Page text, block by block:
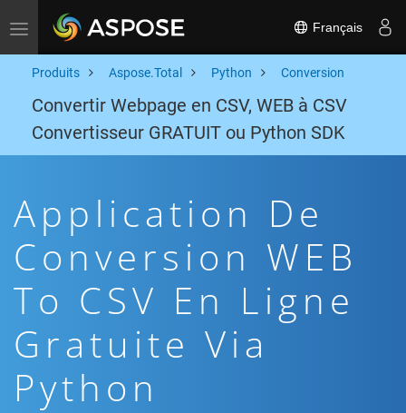
Toggle navigation Français
Produits Aspose.Total Python Conversion
Convertir Webpage en CSV, WEB à CSV
Convertisseur GRATUIT ou Python SDK
Application De
Conversion WEB
To CSV En Ligne
Gratuite Via
Python